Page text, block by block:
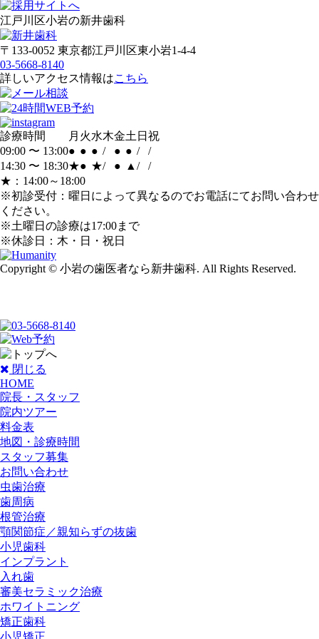
江戸川区小岩の新井歯科
〒133-0052 東京都江戸川区東小岩1-4-4
03-5668-8140
詳しいアクセス情報はこちら
診療時間 月 火水木金土 日 祝
09:00 〜 13:00● ● ● / ● ● /
/
14:30 〜 18:30★● ★/ ● ▲ /
/
★：14:00～18:00
※初診受付：曜日によって異なるのでお電話にてお問い合わせ
ください。
※土曜日の診療は17:00まで
※休診日：木・日・祝日
Copyright © 小岩の歯医者なら新井歯科. All Rights Reserved.
閉じる
HOME
院長・スタッフ
院内ツアー
料金表
地図・診療時間
スタッフ募集
お問い合わせ
虫歯治療
歯周病
根管治療
顎関節症／親知らずの抜歯
小児歯科
インプラント
入れ歯
審美セラミック治療
ホワイトニング
矯正歯科
小児矯正